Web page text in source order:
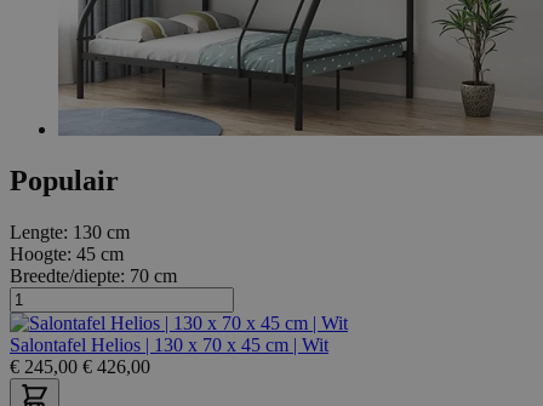
Populair
Lengte: 130 cm
Hoogte: 45 cm
Breedte/diepte: 70 cm
Salontafel Helios | 130 x 70 x 45 cm | Wit
€ 245,00 € 426,00